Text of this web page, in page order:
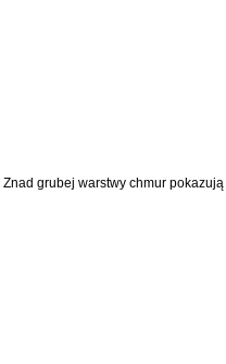
Znad grubej warstwy chmur